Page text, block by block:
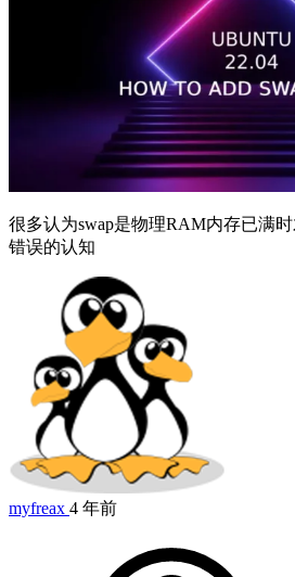
很多认为swap是物理RAM内存已满
错误的认知
myfreax 4 年前